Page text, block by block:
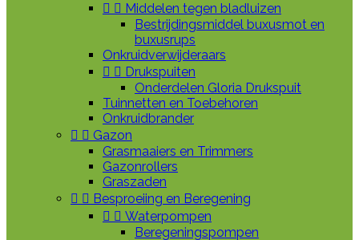
  Middelen tegen bladluizen
Bestrijdingsmiddel buxusmot en
buxusrups
Onkruidverwijderaars
  Drukspuiten
Onderdelen Gloria Drukspuit
Tuinnetten en Toebehoren
Onkruidbrander
  Gazon
Grasmaaiers en Trimmers
Gazonrollers
Graszaden
  Besproeiing en Beregening
  Waterpompen
Beregeningspompen